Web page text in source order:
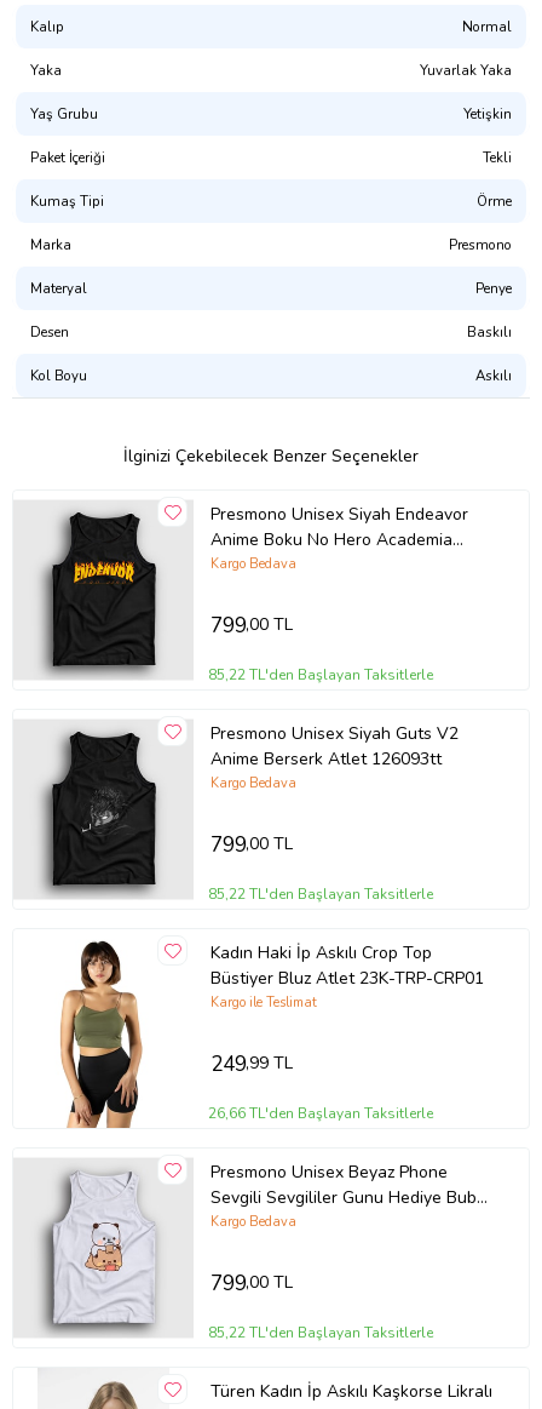
Presmono
Kalıp:Normal Kesim (Unisex. Hem Erkek Hem Kadın Giyime
Uygundur)
%100 Pamuklu. 1. Kalite Penye
(NOT: Uygun bedeni bulamadınız mı? Mağaza sayfamızda
sertifikalı, CPSIA uyumlu, GOTS onaylı, Su Bazlı Pigment Boya)
Tasarımı Şu Ürünlerde Satın Alabilirsiniz:
Atlet
Kapşonsuz Sweatshirt
Kapşonlu Sweatshirt
Fermuarlı Kapşonlu Sweatshirt
kcs694777910
Kalıp Normal
Yaka Yuvarlak Yaka
Yaş Grubu Yetişkin
Paket İçeriği Tekli
Kumaş Tipi Örme
Marka Presmono
Materyal Penye
Desen Baskılı
Kol Boyu Askılı
İlginizi Çekebilecek Benzer Seçenekler
Presmono Unisex Siyah Endeavor
Anime Boku No Hero Academia
Atlet 234453tt
Kargo Bedava
799,00 TL
85,22 TL'den Başlayan Taksitlerle
Presmono Unisex Siyah Guts V2
Anime Berserk Atlet 126093tt
Kargo Bedava
799,00 TL
85,22 TL'den Başlayan Taksitlerle
Kadın Haki İp Askılı Crop Top
Büstiyer Bluz Atlet 23K-TRP-CRP01
Kargo ile Teslimat
249,99 TL
26,66 TL'den Başlayan Taksitlerle
Presmono Unisex Beyaz Phone
Sevgili Sevgililer Gunu Hediye Bubu
Dudu Atlet 481463tt
Kargo Bedava
799,00 TL
85,22 TL'den Başlayan Taksitlerle
Türen Kadın İp Askılı Kaşkorse Likralı